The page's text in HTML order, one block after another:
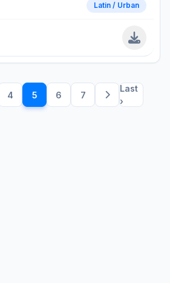
Latin / Urban
4 5 6 7
Last
›